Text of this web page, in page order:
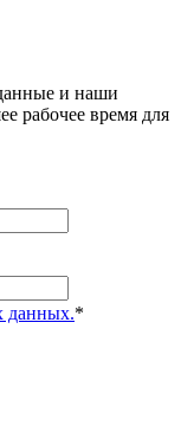
и наши
рабочее время для
данных.*